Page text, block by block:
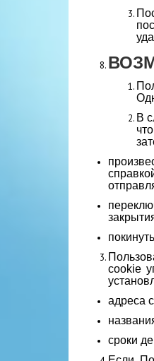
В
cookie
адреса
сроки